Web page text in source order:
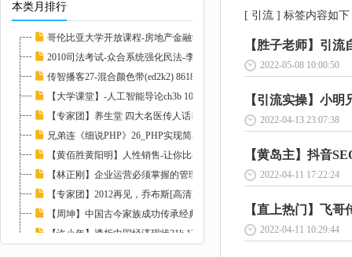
本类月排行
哥伦比亚大学开放课程-房地产金融学 I(ed2k2)...
2010司法考试-众合系统强化民法-李建伟.mp3(e...
传智播客27-混合颜色带(ed2k2) 86182
【大学课堂】-人工智能导论ch3b 108419
【专家团】养生堂 四大名医传人话养生21lj 83...
兄弟连《细说PHP》26_PHP实现简单计算器(ed2k...
【黄佰胜黄阳明】人性销售-让你比神更会卖21l...
【林正刚】企业运营必须掌握的管理工具 11324...
【专家团】2012再见，乔布斯[高清]llxl 82372...
【周坤】中国古今家族成功传承经典案例21lj 8...
【许小年】透析中国经济现状21lj 124684
[ 引流 ] 标签内容如下
【胜子老师】引
2022-05-08 10:00:50
【引流实操】小明
2022-04-13 23:07:38
【黄岛主】抖音
2022-04-11 17:22:24
【直上热门】飞哥
2022-04-11 10:29:44